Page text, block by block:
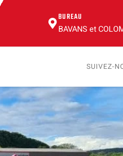
BUREAU
BAVANS et
SUIVEZ-